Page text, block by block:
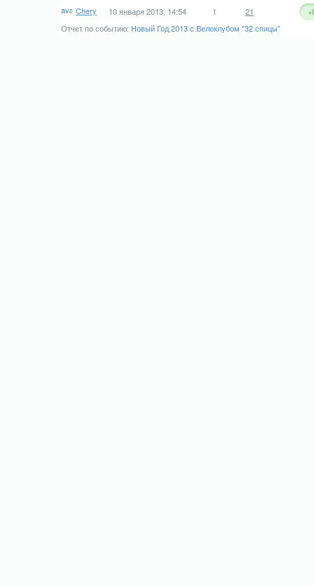
Chery 10 января 2013, 14:54 1 21
Отчет по событию: Новый Год 2013 с Велоклубом "32 спицы"